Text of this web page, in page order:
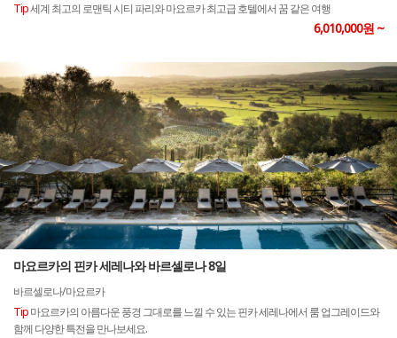
Tip세계 최고의 로맨틱 시티 파리와 마요르카 최고급 호텔에서 꿈 같은 여행
6,010,000원 ~
마요르카의 핀카 세레나와 바르셀로나 8일
바르셀로나/마요르카
Tip마요르카의 아름다운 풍경 그대로를 느낄 수 있는 핀카 세레나에서 룸 업그레이드와
함께 다양한 특전을 만나보세요.